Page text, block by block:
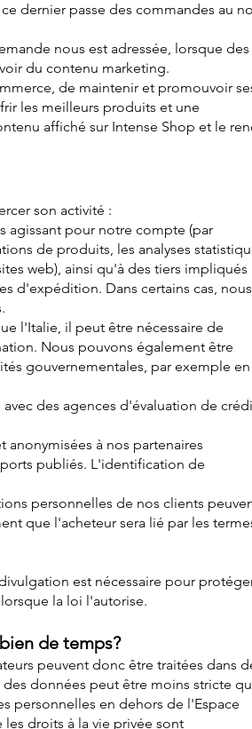
dernier passe des commandes au
nous est adressée, lorsque des
du contenu marketing.
de maintenir et promouvoir
les meilleurs produits et une
affiché sur Intense Shop et le
son activité :
agissant pour notre compte (par
de produits, les analyses
web), ainsi qu'à des tiers impliqués
d'expédition. Dans certains cas, nous
l'Italie, il peut être nécessaire de
Nous pouvons également être
gouvernementales, par exemple en
des agences d'évaluation de
à nos partenaires
publiés. L'identification de
personnelles de nos clients
que l'acheteur sera lié par les
est nécessaire pour
la loi l'autorise.
de temps?
peuvent donc être traitées dans
données peut être moins stricte
personnelles en dehors de l'Espace
droits à la vie privée sont